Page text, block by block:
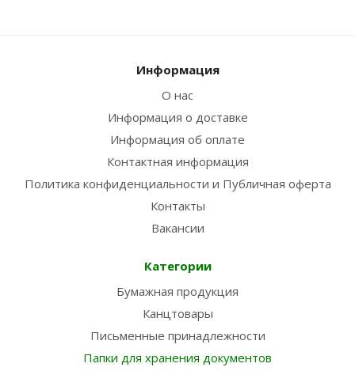
Информация
О нас
Информация о доставке
Информация об оплате
Контактная информация
Политика конфиденциальности и Публичная оферта
Контакты
Вакансии
Категории
Бумажная продукция
Канцтовары
Письменные принадлежности
Папки для хранения документов